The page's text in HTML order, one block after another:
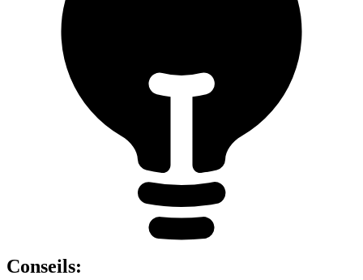
Conseils: